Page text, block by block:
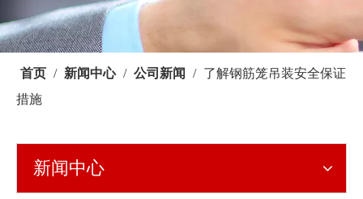
首页 / 新闻中心 / 公司新闻 / 了解钢筋笼吊装安全保证
措施
新闻中心